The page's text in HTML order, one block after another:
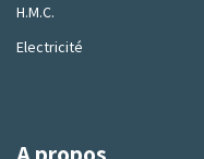
H.M.C.
Electricité